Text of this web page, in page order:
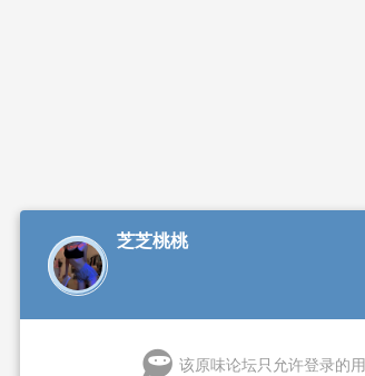
芝芝桃桃
该原味论坛只允许登录的